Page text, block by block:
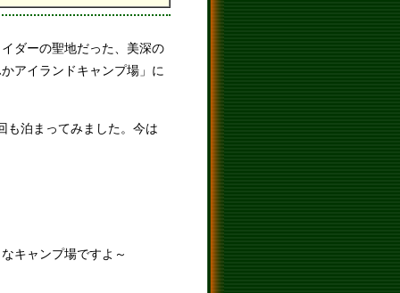
ダーの聖地だった、美深の
アイランドキャンプ場」に
も泊まってみました。今は
キャンプ場ですよ～